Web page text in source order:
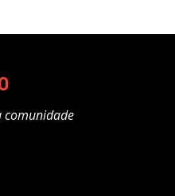
comunidade